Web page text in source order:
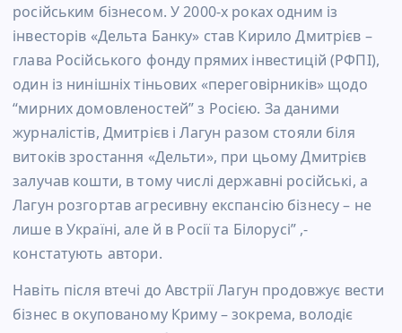
російським бізнесом. У 2000-х роках одним із
інвесторів «Дельта Банку» став Кирило Дмитрієв –
глава Російського фонду прямих інвестицій (РФПІ),
один із нинішніх тіньових «переговірників» щодо
“мирних домовленостей” з Росією. За даними
журналістів, Дмитрієв і Лагун разом стояли біля
витоків зростання «Дельти», при цьому Дмитрієв
залучав кошти, в тому числі державні російські, а
Лагун розгортав агресивну експансію бізнесу – не
лише в Україні, але й в Росії та Білорусі” ,-
констатують автори.
Навіть після втечі до Австрії Лагун продовжує вести
бізнес в окупованому Криму – зокрема, володіє